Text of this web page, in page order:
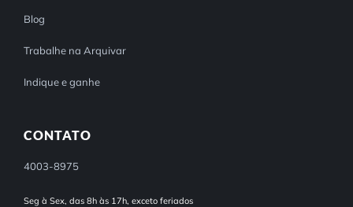
Blog
Trabalhe na Arquivar
Indique e ganhe
CONTATO
4003-8975
Seg à Sex, das 8h às 17h, exceto feriados